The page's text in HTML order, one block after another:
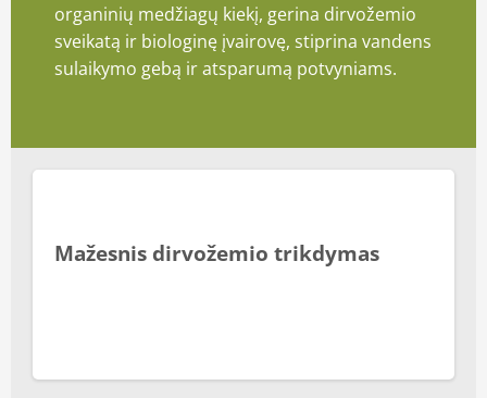
organinių medžiagų kiekį, gerina dirvožemio
sveikatą ir biologinę įvairovę, stiprina vandens
sulaikymo gebą ir atsparumą potvyniams.
Mažesnis dirvožemio trikdymas